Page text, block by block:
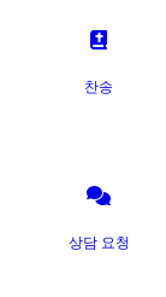
찬송
상담 요청